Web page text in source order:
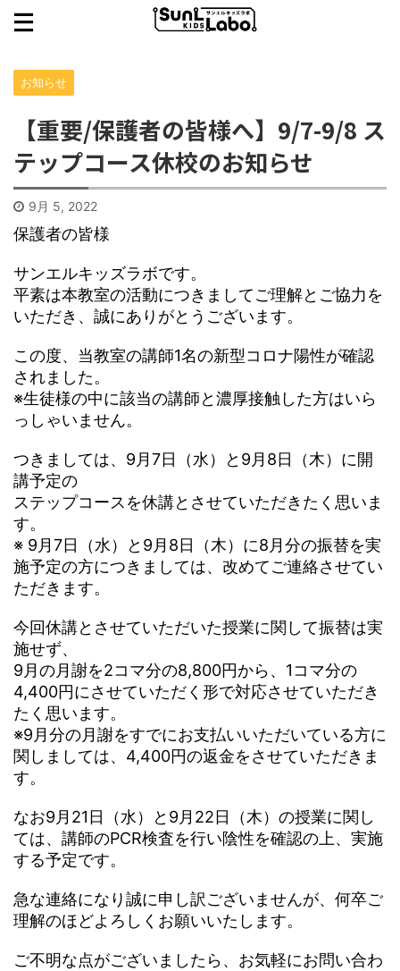
お知らせ
【重要/保護者の皆様へ】9/7-9/8 ス
テップコース休校のお知らせ
9月 5, 2022
保護者の皆様
サンエルキッズラボです。
平素は本教室の活動につきましてご理解とご協力を
いただき、誠にありがとうございます。
この度、当教室の講師1名の新型コロナ陽性が確認
されました。
※生徒様の中に該当の講師と濃厚接触した方はいら
っしゃいません。
つきましては、9月7日（水）と9月8日（木）に開
講予定の
ステップコースを休講とさせていただきたく思いま
す。
※ 9月7日（水）と9月8日（木）に8月分の振替を実
施予定の方につきましては、改めてご連絡させてい
ただきます。
今回休講とさせていただいた授業に関して振替は実
施せず、
9月の月謝を2コマ分の8,800円から、1コマ分の
4,400円にさせていただく形で対応させていただき
たく思います。
※9月分の月謝をすでにお支払いいただいている方に
関しましては、4,400円の返金をさせていただきま
す。
なお9月21日（水）と9月22日（木）の授業に関し
ては、講師のPCR検査を行い陰性を確認の上、実施
する予定です。
急な連絡になり誠に申し訳ございませんが、何卒ご
理解のほどよろしくお願いいたします。
ご不明な点がございましたら、お気軽にお問い合わ